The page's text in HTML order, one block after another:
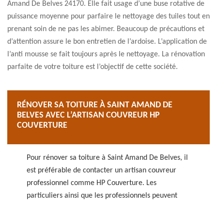
Amand De Belves 24170. Elle fait usage d’une buse rotative de
puissance moyenne pour parfaire le nettoyage des tuiles tout en
prenant soin de ne pas les abimer. Beaucoup de précautions et
d’attention assure le bon entretien de l’ardoise. L’application de
l’anti mousse se fait toujours après le nettoyage. La rénovation
parfaite de votre toiture est l’objectif de cette société.
RÉNOVER SA TOITURE À SAINT AMAND DE
BELVES AVEC L’ARTISAN COUVREUR HP
COUVERTURE
Pour rénover sa toiture à Saint Amand De Belves, il
est préférable de contacter un artisan couvreur
professionnel comme HP Couverture. Les
particuliers ainsi que les professionnels peuvent